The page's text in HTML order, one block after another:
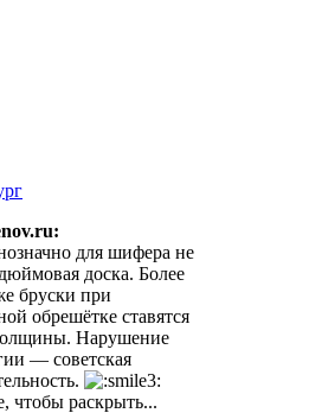
для шифера не
доска. Более
бруски при
обрешётке ставятся
Нарушение
— советская
чтобы раскрыть...